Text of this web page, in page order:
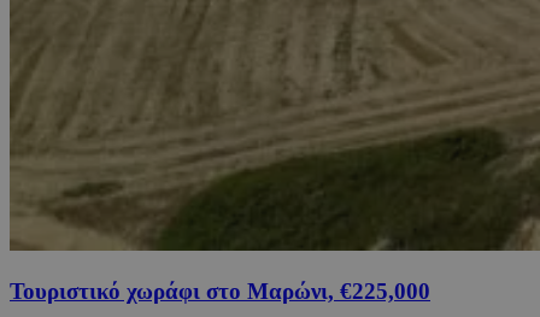
Τουριστικό χωράφι στο Μαρώνι, €225,000